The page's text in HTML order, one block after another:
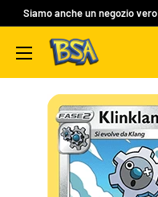
contenuto
Siamo anche un negozio
BSA
Carte
Collezionabili